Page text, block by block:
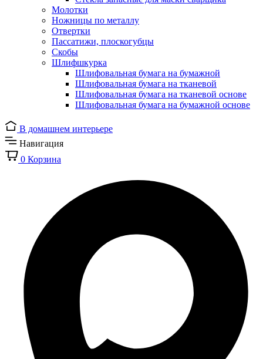
Молотки
Ножницы по металлу
Отвертки
Пассатижи, плоскогубцы
Скобы
Шлифшкурка
Шлифовальная бумага на бумажной
Шлифовальная бумага на тканевой
Шлифовальная бумага на тканевой основе
Шлифовальная бумага на бумажной основе
В домашнем интерьере
Навигация
0 Корзина